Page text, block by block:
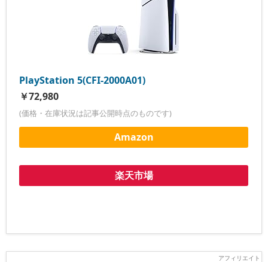
PlayStation 5(CFI-2000A01)
￥72,980
(価格・在庫状況は記事公開時点のものです)
Amazon
楽天市場